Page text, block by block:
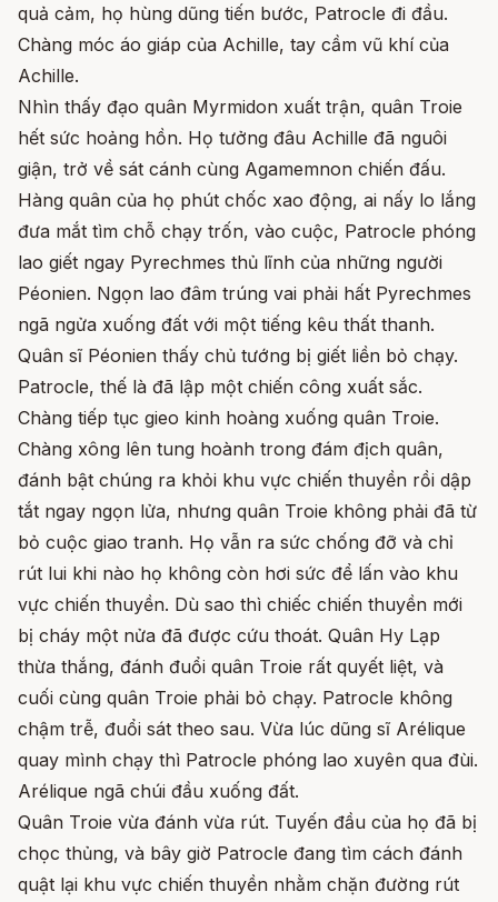
quả cảm, họ hùng dũng tiến bước, Patrocle đi đầu.
Chàng móc áo giáp của Achille, tay cầm vũ khí của
Achille.
Nhìn thấy đạo quân Myrmidon xuất trận, quân Troie
hết sức hoảng hồn. Họ tưởng đâu Achille đã nguôi
giận, trở về sát cánh cùng Agamemnon chiến đấu.
Hàng quân của họ phút chốc xao động, ai nấy lo lắng
đưa mắt tìm chỗ chạy trốn, vào cuộc, Patrocle phóng
lao giết ngay Pyrechmes thủ lĩnh của những người
Péonien. Ngọn lao đâm trúng vai phải hất Pyrechmes
ngã ngửa xuống đất với một tiếng kêu thất thanh.
Quân sĩ Péonien thấy chủ tướng bị giết liền bỏ chạy.
Patrocle, thế là đã lập một chiến công xuất sắc.
Chàng tiếp tục gieo kinh hoàng xuống quân Troie.
Chàng xông lên tung hoành trong đám địch quân,
đánh bật chúng ra khỏi khu vực chiến thuyền rồi dập
tắt ngay ngọn lửa, nhưng quân Troie không phải đã từ
bỏ cuộc giao tranh. Họ vẫn ra sức chống đỡ và chỉ
rút lui khi nào họ không còn hơi sức để lấn vào khu
vực chiến thuyền. Dù sao thì chiếc chiến thuyền mới
bị cháy một nửa đã được cứu thoát. Quân Hy Lạp
thừa thắng, đánh đuổi quân Troie rất quyết liệt, và
cuối cùng quân Troie phải bỏ chạy. Patrocle không
chậm trễ, đuổi sát theo sau. Vừa lúc dũng sĩ Arélique
quay mình chạy thì Patrocle phóng lao xuyên qua đùi.
Arélique ngã chúi đầu xuống đất.
Quân Troie vừa đánh vừa rút. Tuyến đầu của họ đã bị
chọc thủng, và bây giờ Patrocle đang tìm cách đánh
quật lại khu vực chiến thuyền nhằm chặn đường rút